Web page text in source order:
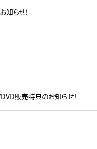
らせ！
販売特典のお知らせ！